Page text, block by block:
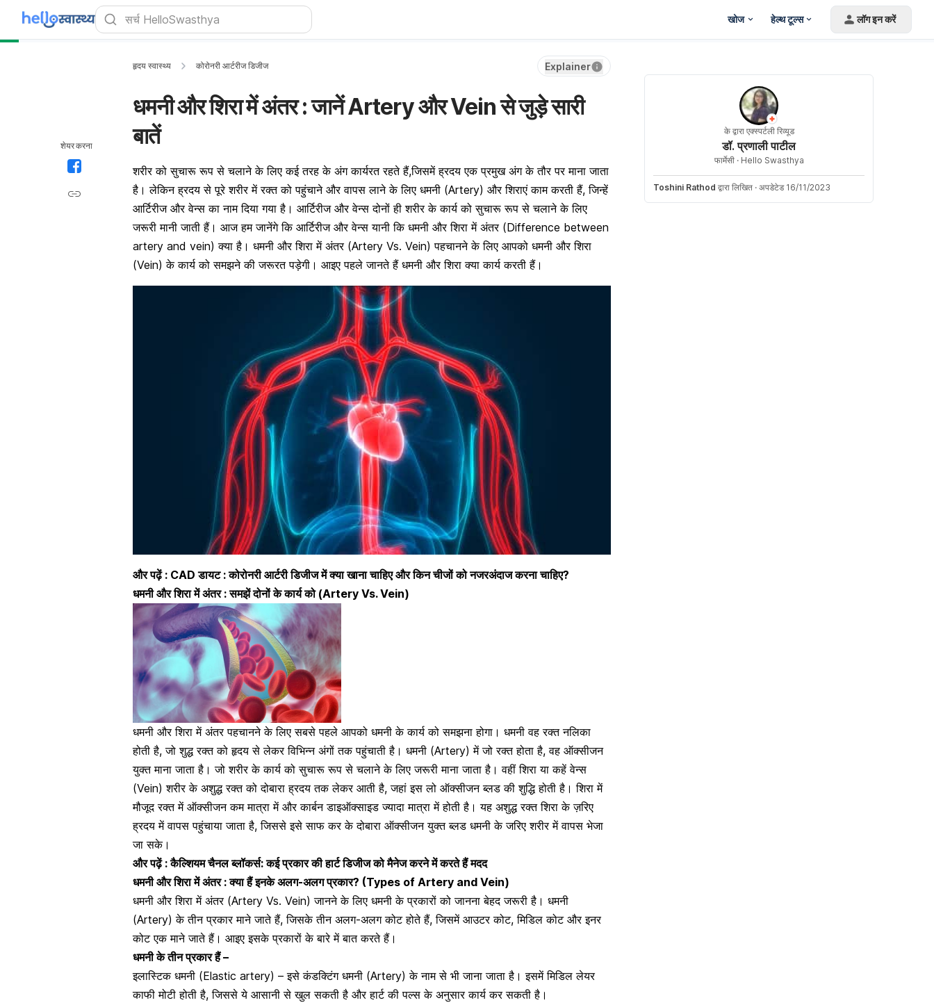
खोज हेल्थ टूल्स लॉग इन करें
शेयर करना
हृदय स्वास्थ्य कोरोनरी आर्टरीज डिजीज Explainer
धमनी और शिरा में अंतर : जानें Artery और Vein से जुड़े सारी
बातें
शरीर को सुचारू रूप से चलाने के लिए कई तरह के अंग कार्यरत रहते हैं,जिसमें ह्रदय एक प्रमुख अंग के तौर पर माना जाता
है। लेकिन ह्रदय से पूरे शरीर में रक्त को पहुंचाने और वापस लाने के लिए धमनी (Artery) और शिराएं काम करती हैं, जिन्हें
आर्टिरीज और वेन्स का नाम दिया गया है। आर्टिरीज और वेन्सदोनों ही शरीर के कार्य को सुचारू रूप से चलाने के लिए
जरूरी मानी जाती हैं। आज हम जानेंगे कि आर्टिरीज और वेन्स यानी कि धमनी और शिरा में अंतर (Difference between
artery and vein) क्या है। धमनी और शिरा में अंतर (Artery Vs. Vein) पहचानने के लिए आपको धमनी और शिरा
(Vein) के कार्य को समझने की जरूरत पड़ेगी। आइए पहले जानते हैं धमनी और शिरा क्या कार्य करती हैं।
और पढ़ें : CAD डायट : कोरोनरी आर्टरी डिजीज में क्या खाना चाहिए और किन चीजों को नजरअंदाज करना चाहिए?
धमनी और शिरा में अंतर : समझें दोनों के कार्य को (Artery Vs. Vein)
धमनी और शिरा में अंतर पहचानने के लिए सबसे पहले आपको धमनी के कार्य को समझना होगा। धमनी वह रक्त नलिका
होती है, जो शुद्ध रक्त को हृदय से लेकर विभिन्न अंगों तक पहुंचाती है। धमनी (Artery) में जो रक्त होता है, वह ऑक्सीजन
युक्त माना जाता है। जो शरीर के कार्य को सुचारू रूप से चलाने के लिए जरूरी माना जाता है। वहीं शिरा या कहें वेन्स
(Vein) शरीर के अशुद्ध रक्तको दोबारा ह्रदय तक लेकर आती है, जहां इसलो ऑक्सीजनब्लड की शुद्धि होती है। शिरा में
मौजूद रक्त में ऑक्सीजन कम मात्रा में और कार्बन डाइऑक्साइड ज्यादा मात्रा में होती है। यह अशुद्ध रक्त शिरा के ज़रिए
ह्रदय में वापस पहुंचाया जाता है, जिससे इसे साफ कर के दोबारा ऑक्सीजन युक्त ब्लड धमनी के जरिए शरीर में वापस भेजा
जा सके।
और पढ़ें :कैल्शियम चैनल ब्लॉकर्स: कई प्रकार की हार्ट डिजीज को मैनेज करने में करते हैं मदद
धमनी और शिरा में अंतर : क्या हैं इनके अलग-अलग प्रकार? (Types of Artery and Vein)
धमनी और शिरा में अंतर (Artery Vs. Vein) जानने के लिए धमनी के प्रकारों को जानना बेहद जरूरी है। धमनी
(Artery) के तीन प्रकार माने जाते हैं, जिसके तीन अलग-अलग कोट होते हैं, जिसमें आउटर कोट, मिडिल कोट और इनर
कोट एक माने जाते हैं। आइए इसके प्रकारों के बारे में बात करते हैं।
धमनी के तीन प्रकार हैं –
इलास्टिक धमनी (Elastic artery) –इसे कंडक्टिंग धमनी (Artery) के नाम से भी जाना जाता है। इसमें मिडिल लेयर
काफी मोटी होती है, जिससे ये आसानी से खुल सकती है और हार्ट की पल्स के अनुसार कार्य कर सकती है।
के द्वारा एक्स्पर्टली रिव्यूड
डॉ. प्रणाली पाटील
फार्मेसी · Hello Swasthya
Toshini Rathod द्वारा लिखित · अपडेटेड 16/11/2023